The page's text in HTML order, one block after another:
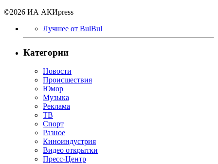
©2026 ИА АКИpress
Лучшее от BulBul
Категории
Новости
Происшествия
Юмор
Музыка
Реклама
ТВ
Спорт
Разное
Киноиндустрия
Видео открытки
Пресс-Центр